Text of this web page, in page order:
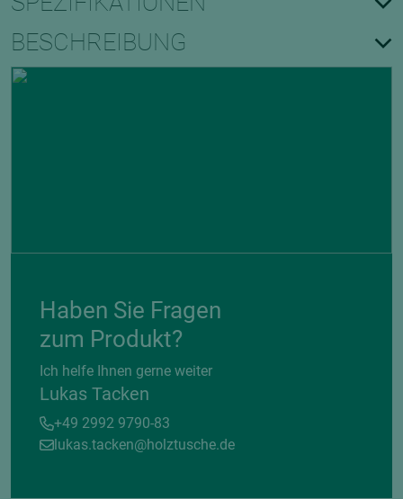
BESCHREIBUNG
Haben Sie Fragen
zum Produkt?
Ich helfe Ihnen gerne weiter
Lukas Tacken
+49 2992 9790-83
lukas.tacken@holztusche.de